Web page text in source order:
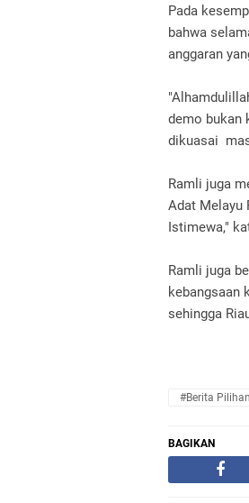
Pada
bahwa
anggaran
demo bukan
dikuasai
Ramli juga
Adat Melayu
Istimewa,"
Ramli juga
kebangsaan
sehingga
#Berita Pilihan
BAGIKAN